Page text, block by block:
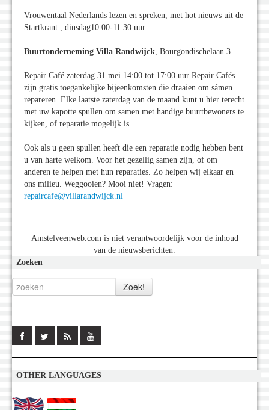
Vrouwentaal Nederlands lezen en spreken, met hot nieuws uit de
Startkrant , dinsdag10.00-11.30 uur
Buurtonderneming Villa Randwijck , Bourgondischelaan 3
Repair Café zaterdag 31 mei 14:00 tot 17:00 uur Repair Cafés
zijn gratis toegankelijke bijeenkomsten die draaien om sámen
repareren. Elke laatste zaterdag van de maand kunt u hier terecht
met uw kapotte spullen om samen met handige buurtbewoners te
kijken, of reparatie mogelijk is.
Ook als u geen spullen heeft die een reparatie nodig hebben bent
u van harte welkom. Voor het gezellig samen zijn, of om
anderen te helpen met hun reparaties. Zo helpen wij elkaar en
ons milieu. Weggooien? Mooi niet! Vragen:
repaircafe@villarandwijck.nl
Amstelveenweb.com is niet verantwoordelijk voor de inhoud
van de nieuwsberichten.
Zoeken
OTHER LANGUAGES